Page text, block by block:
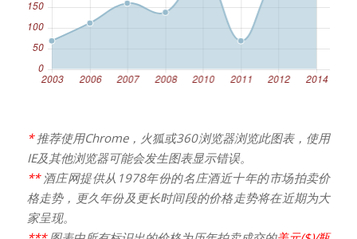
*推荐使用Chrome，火狐或360浏览器浏览此图表，使用
IE及其他浏览器可能会发生图表显示错误。
** 酒庄网提供从1978年份的名庄酒近十年的市场拍卖价
格走势，更久年份及更长时间段的价格走势将在近期为大
家呈现。